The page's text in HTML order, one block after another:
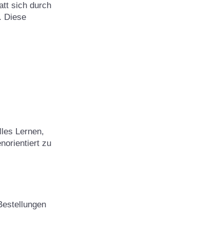
sich durch
Diese
Lernen,
zu